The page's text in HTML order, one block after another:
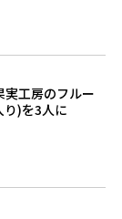
実工房のフルー
り)を3人に